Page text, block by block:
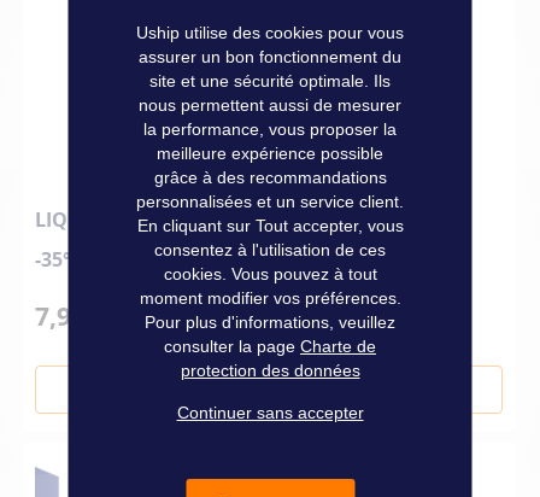
LIQUIDE DE REFROIDISSEMENT ORGANIQUE
-35°C 1 L
7,90 €
Uship utilise des cookies pour vous
assurer un bon fonctionnement du
site et une sécurité optimale. Ils
nous permettent aussi de mesurer
la performance, vous proposer la
meilleure expérience possible
grâce à des recommandations
personnalisées et un service client.
En cliquant sur Tout accepter, vous
consentez à l'utilisation de ces
cookies. Vous pouvez à tout
moment modifier vos préférences.
Pour plus d'informations, veuillez
consulter la page Charte de
protection des données
Continuer sans accepter